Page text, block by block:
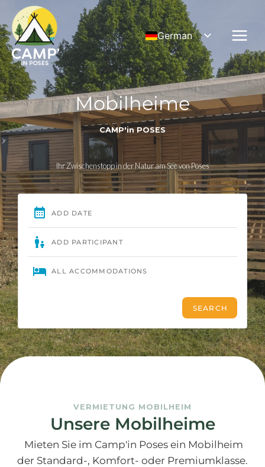
Zum
Inhalt
springen
German
French
English
Mobilheime
CAMP'in POSES
Ihr Zwischenstopp in der Natur am See von Poses
VERMIETUNG MOBILHEIM
Unsere Mobilheime
Mieten Sie im Camp'in Poses ein Mobilheim
der Standard-, Komfort- oder Premiumklasse.